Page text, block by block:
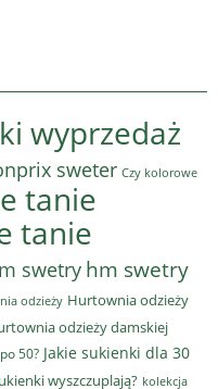
wyprzedaż
sweter Czy kolorowe
tanie
tanie
swetry hm swetry
odzieży Hurtownia odzieży
odzieży damskiej
50? Jakie sukienki dla 30
wyszczuplają? kolekcja